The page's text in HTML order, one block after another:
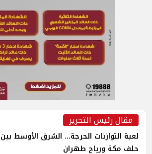
مقال رئيس التحرير
لعبة التوازنات الحرجة... الشرق الأوسط بين
حلف مكة ورياح طهران